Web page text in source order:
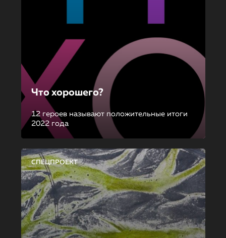
Что хорошего?
12 героев называют положительные итоги
2022 года
СПЕЦПРОЕКТ